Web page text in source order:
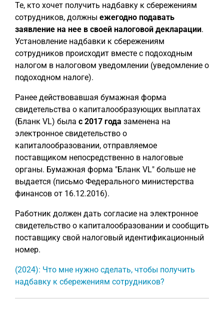
Те, кто хочет получить надбавку к сбережениям
сотрудников, должны ежегодно подавать
заявление на нее в своей налоговой декларации.
Установление надбавки к сбережениям
сотрудников происходит вместе с подоходным
налогом в налоговом уведомлении (уведомление о
подоходном налоге).
Ранее действовавшая бумажная форма
свидетельства о капиталообразующих выплатах
(Бланк VL) была с 2017 года заменена на
электронное свидетельство о
капиталообразовании, отправляемое
поставщиком непосредственно в налоговые
органы. Бумажная форма "Бланк VL" больше не
выдается (письмо Федерального министерства
финансов от 16.12.2016).
Работник должен дать согласие на электронное
свидетельство о капиталообразовании и сообщить
поставщику свой налоговый идентификационный
номер.
(2024): Что мне нужно сделать, чтобы получить
надбавку к сбережениям сотрудников?